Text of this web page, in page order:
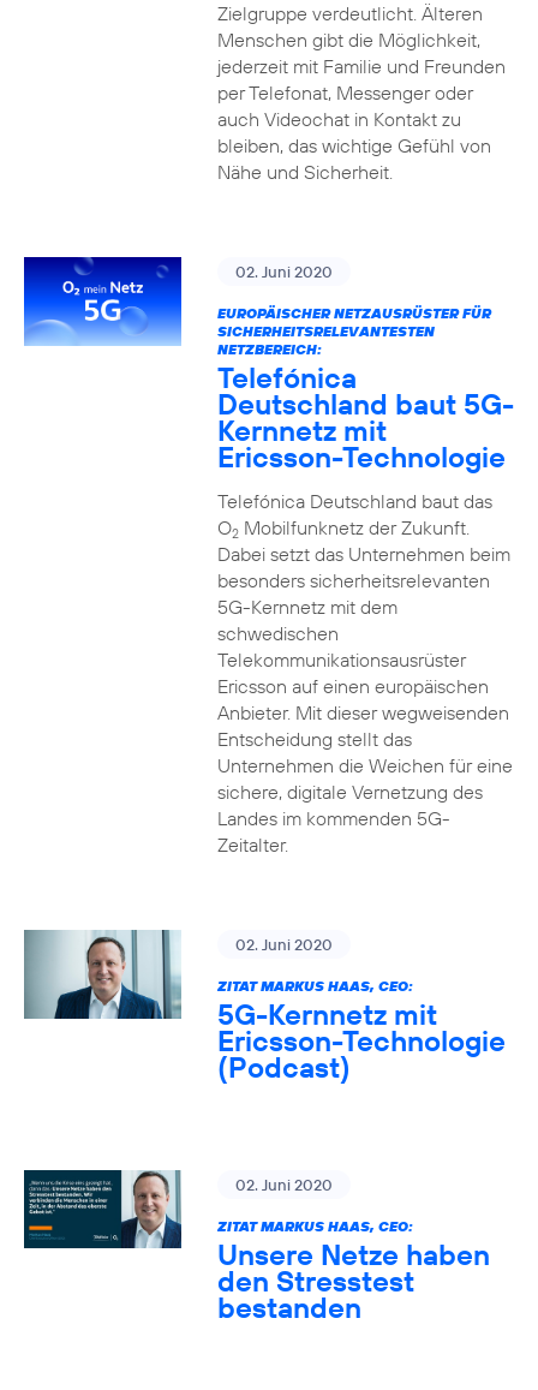
Zielgruppe verdeutlicht. Älteren
Menschen gibt die Möglichkeit,
jederzeit mit Familie und Freunden
per Telefonat, Messenger oder
auch Videochat in Kontakt zu
bleiben, das wichtige Gefühl von
Nähe und Sicherheit.
02. Juni 2020
EUROPÄISCHER NETZAUSRÜSTER FÜR
SICHERHEITSRELEVANTESTEN
NETZBEREICH:
Telefónica
Deutschland baut 5G-
Kernnetz mit
Ericsson-Technologie
Telefónica Deutschland baut das
O2Mobilfunknetz der Zukunft.
Dabei setzt das Unternehmen beim
besonders sicherheitsrelevanten
5G-Kernnetz mit dem
schwedischen
Telekommunikationsausrüster
Ericsson auf einen europäischen
Anbieter. Mit dieser wegweisenden
Entscheidung stellt das
Unternehmen die Weichen für eine
sichere, digitale Vernetzung des
Landes im kommenden 5G-
Zeitalter.
02. Juni 2020
ZITAT MARKUS HAAS, CEO:
5G-Kernnetz mit
Ericsson-Technologie
(Podcast)
02. Juni 2020
ZITAT MARKUS HAAS, CEO:
Unsere Netze haben
den Stresstest
bestanden